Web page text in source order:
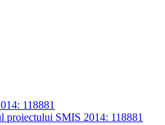
118881
proiectului SMIS 2014: 118881